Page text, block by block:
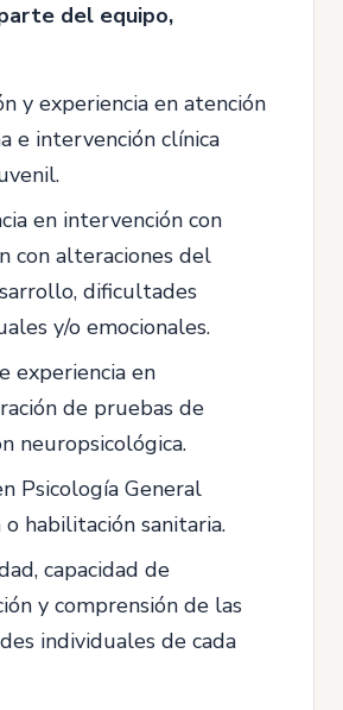
del equipo,
y experiencia en atención
e intervención clínica
en intervención con
con alteraciones del
dificultades
y/o emocionales.
experiencia en
de pruebas de
neuropsicológica.
Psicología General
o habilitación sanitaria.
capacidad de
y comprensión de las
individuales de cada